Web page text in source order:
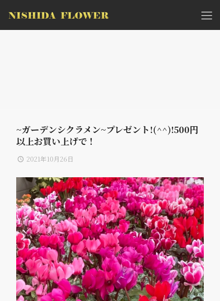
~ガーデンシクラメン~プレゼント!(^^)!500円
以上お買い上げで！
2021年10月26日